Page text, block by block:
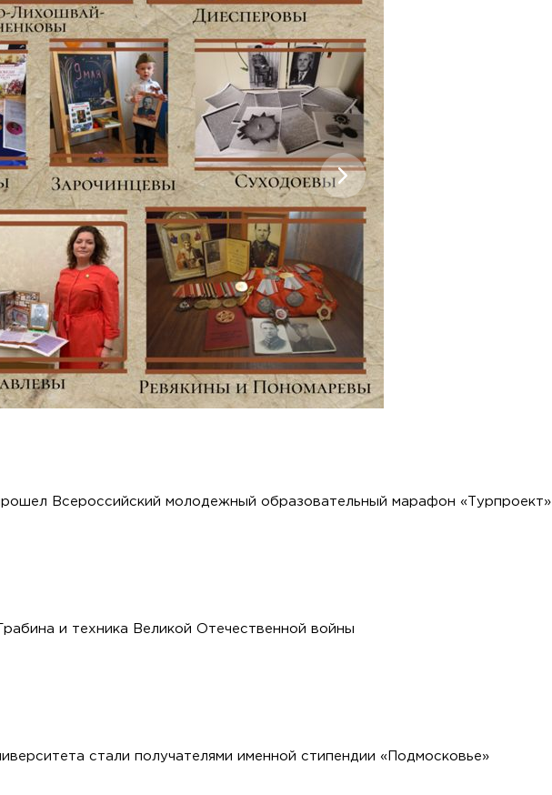
пгт. Черкизово, ул. Главная, 99
Всероссийский молодежный образовательный марафон «Турпроект»
и техника Великой Отечественной войны
стали получателями именной стипендии «Подмосковье»